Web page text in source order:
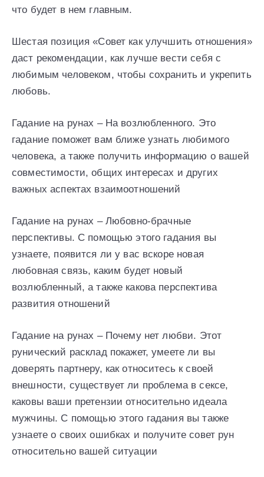
что будет в нем главным.
Шестая позиция «Совет как улучшить отношения»
даст рекомендации, как лучше вести себя с
любимым человеком, чтобы сохранить и укрепить
любовь.
Гадание на рунах – На возлюбленного. Это
гадание поможет вам ближе узнать любимого
человека, а также получить информацию о вашей
совместимости, общих интересах и других
важных аспектах взаимоотношений
Гадание на рунах – Любовно-брачные
перспективы. С помощью этого гадания вы
узнаете, появится ли у вас вскоре новая
любовная связь, каким будет новый
возлюбленный, а также какова перспектива
развития отношений
Гадание на рунах – Почему нет любви. Этот
рунический расклад покажет, умеете ли вы
доверять партнеру, как относитесь к своей
внешности, существует ли проблема в сексе,
каковы ваши претензии относительно идеала
мужчины. С помощью этого гадания вы также
узнаете о своих ошибках и получите совет рун
относительно вашей ситуации